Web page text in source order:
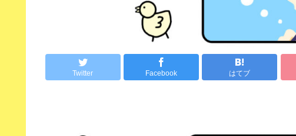
Twitter Facebook はてブ